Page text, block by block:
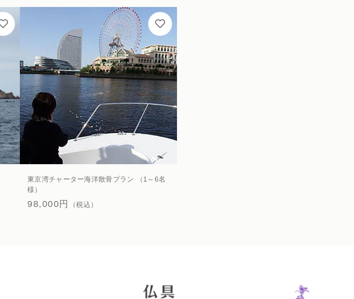
東京湾チャーター海洋散骨プラン （1～6名
様）
98,000円 （税込）
お位牌 仏花
多頭対応セット
ペット火葬業者のお手配
海洋散骨
在庫あり セール